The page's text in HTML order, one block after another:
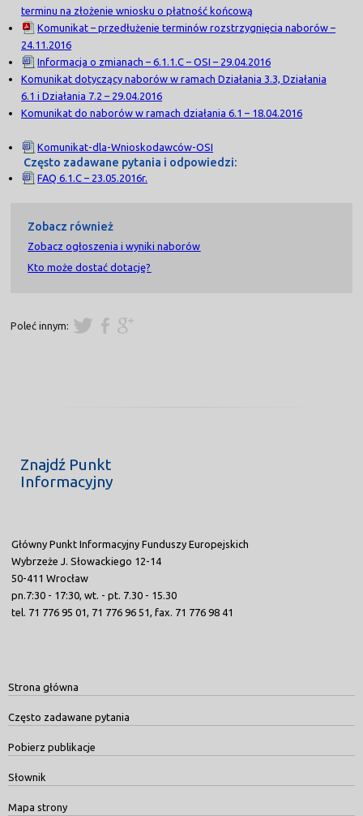
terminu na złożenie wniosku o płatność końcową
Komunikat – przedłużenie terminów rozstrzygnięcia naborów –
24.11.2016
Informacja o zmianach – 6.1.1.C – OSI – 29.04.2016
Komunikat dotyczący naborów w ramach Działania 3.3, Działania
6.1 i Działania 7.2 – 29.04.2016
Komunikat do naborów w ramach działania 6.1 – 18.04.2016
Komunikat-dla-Wnioskodawców-OSI
Często zadawane pytania i odpowiedzi:
FAQ 6.1.C – 23.05.2016r.
Zobacz również
Zobacz ogłoszenia i wyniki naborów
Kto może dostać dotację?
Poleć innym:
Znajdź Punkt
Informacyjny
Główny Punkt Informacyjny Funduszy Europejskich
Wybrzeże J. Słowackiego 12-14
50-411 Wrocław
pn.7:30 - 17:30, wt. - pt. 7.30 - 15.30
tel. 71 776 95 01, 71 776 96 51, fax. 71 776 98 41
Strona główna
Często zadawane pytania
Pobierz publikacje
Słownik
Mapa strony